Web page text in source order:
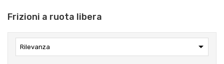
Frizioni a ruota libera
Rilevanza 